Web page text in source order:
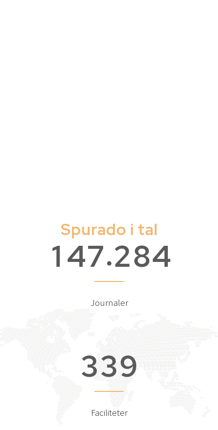
Spurado i tal
1 47.284
Journaler
339
Faciliteter